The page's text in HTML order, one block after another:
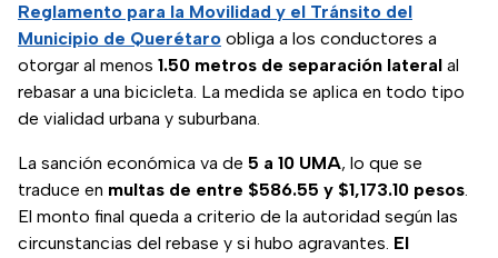
Reglamento para la Movilidad y el Tránsito del
Municipio de Querétaro obliga a los conductores a
otorgar al menos 1.50 metros de separación lateral al
rebasar a una bicicleta. La medida se aplica en todo tipo
de vialidad urbana y suburbana.
La sanción económica va de 5 a 10 UMA, lo que se
traduce en multas de entre $586.55 y $1,173.10 pesos.
El monto final queda a criterio de la autoridad según las
circunstancias del rebase y si hubo agravantes. El